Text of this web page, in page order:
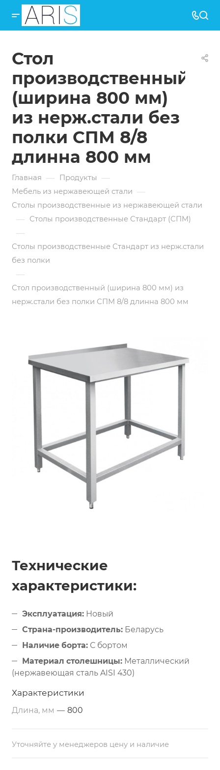
Стол
производственный
(ширина 800 мм)
из нерж.стали без
полки СПМ 8/8
длинна 800 мм
Главная — Продукты —
Мебель из нержавеющей стали —
Столы производственные из нержавеющей стали
— Столы производственные Стандарт (СПМ)
—
Столы производственные Стандарт из нерж.стали
без полки
—
Стол производственный (ширина 800 мм) из
нерж.стали без полки СПМ 8/8 длинна 800 мм
Технические
характеристики:
Эксплуатация: Новый
Страна-производитель: Беларусь
Наличие борта: С бортом
Материал столешницы: Металлический
(нержавеющая сталь AISI 430)
нержавеющей стали
Размеры:
800х800х860 мм
Тип по назначению:Разделочный
Расположение:Пристенный
Характеристики
Длина, мм — 800
Уточняйте у менеджеров цену и наличие